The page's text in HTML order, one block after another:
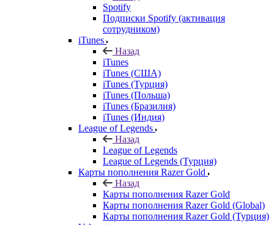
Spotify
Подписки Spotify (активация
сотрудником)
iTunes
Назад
iTunes
iTunes (США)
iTunes (Турция)
iTunes (Польша)
iTunes (Бразилия)
iTunes (Индия)
League of Legends
Назад
League of Legends
League of Legends (Турция)
Карты пополнения Razer Gold
Назад
Карты пополнения Razer Gold
Карты пополнения Razer Gold (Global)
Карты пополнения Razer Gold (Турция)